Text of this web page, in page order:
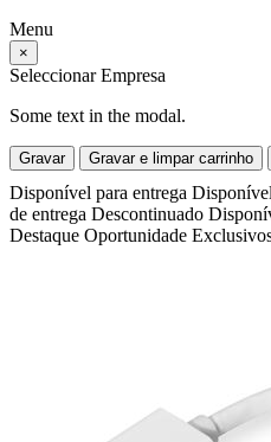
Menu
×
Seleccionar Empresa
Some text in the modal.
Gravar Gravar e limpar carrinho
Disponível para entrega
de entrega Descontinuado
Destaque Oportunidade